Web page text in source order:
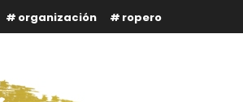
organización ropero